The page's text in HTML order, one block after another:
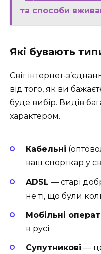
та способи
Які бувають
Світ інтернет-
від того, як ви
буде вибір. Видів
характером.
Кабельні
ваш спорткар у
ADSL — старі
не ті, що були
Мобільні
в русі.
Супутникові —